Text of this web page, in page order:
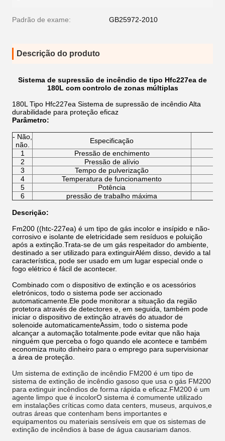
Padrão de exame: GB25972-2010
Descrição do produto
Sistema de supressão de incêndio de tipo Hfc227ea de
180L com controlo de zonas múltiplas
180L Tipo Hfc227ea Sistema de supressão de incêndio Alta
durabilidade para proteção eficaz
Parâmetro:
- Não,
não.
Especificação
1
Pressão de enchimento
2
Pressão de alívio
3
Tempo de pulverização
4
Temperatura de funcionamento
5
Potência
6
pressão de trabalho máxima
Descrição:
Fm200 ((htc-227ea) é um tipo de gás incolor e insípido e não-
corrosivo e isolante de eletricidade sem resíduos e poluição
após a extinção.Trata-se de um gás respeitador do ambiente,
destinado a ser utilizado para extinguirAlém disso, devido a tal
característica, pode ser usado em um lugar especial onde o
fogo elétrico é fácil de acontecer.
Combinado com o dispositivo de extinção e os acessórios
eletrónicos, todo o sistema pode ser accionado
automaticamente.Ele pode monitorar a situação da região
protetora através de detectores e, em seguida, também pode
iniciar o dispositivo de extinção através do atuador de
solenoide automaticamenteAssim, todo o sistema pode
alcançar a automação totalmente.pode evitar que não haja
ninguém que perceba o fogo quando ele acontece e também
economiza muito dinheiro para o emprego para supervisionar
a área de proteção.
Um sistema de extinção de incêndio FM200 é um tipo de
sistema de extinção de incêndio gasoso que usa o gás FM200
para extinguir incêndios de forma rápida e eficaz.FM200 é um
agente limpo que é incolorO sistema é comumente utilizado
em instalações críticas como data centers, museus, arquivos,e
outras áreas que contenham bens importantes e
equipamentos ou materiais sensíveis em que os sistemas de
extinção de incêndios à base de água causariam danos.